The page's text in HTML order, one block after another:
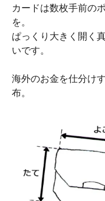
カードは数枚手前の
を。
ぱっくり大きく開く
いです。
海外のお金を仕分け
布。